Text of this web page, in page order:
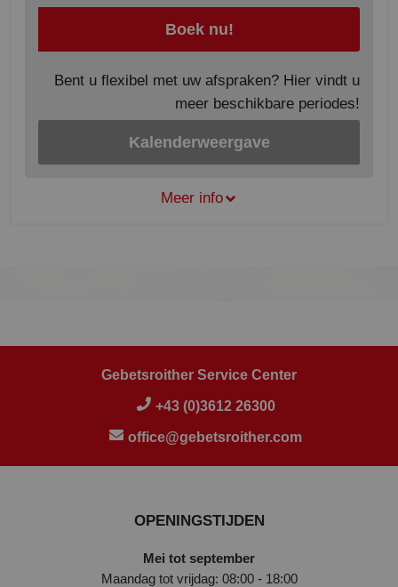
Boek nu!
Bent u flexibel met uw afspraken? Hier vindt u
meer beschikbare periodes!
Kalenderweergave
Meer info
Gebetsroither Service Center
+43 (0)3612 26300
office@gebetsroither.com
OPENINGSTIJDEN
Mei tot september
Maandag tot vrijdag: 08:00 - 18:00